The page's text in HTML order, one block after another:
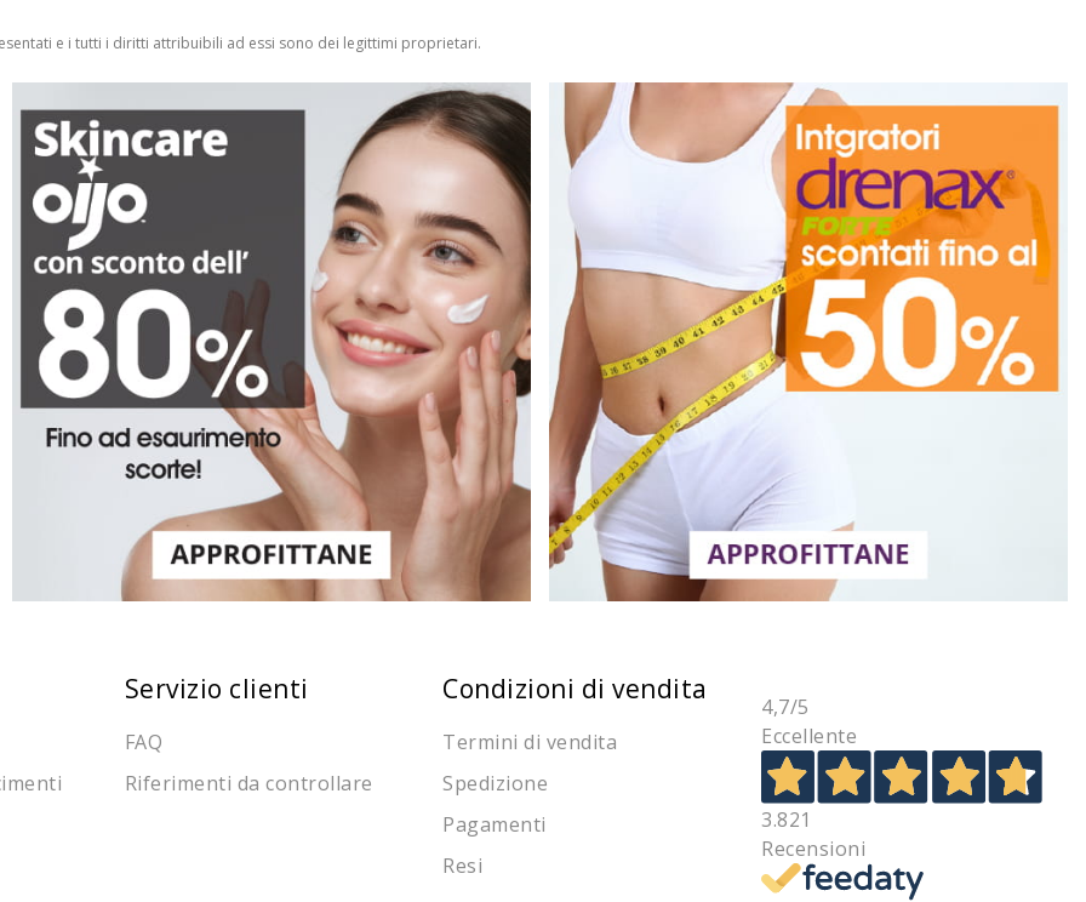
e i tutti i diritti attribuibili ad essi sono dei legittimi proprietari.
Servizio clienti
FAQ
Riferimenti da controllare
Condizioni di vendita
Termini di vendita
Spedizione
Pagamenti
Resi
4,7/5
Eccellente
3.821
Recensioni